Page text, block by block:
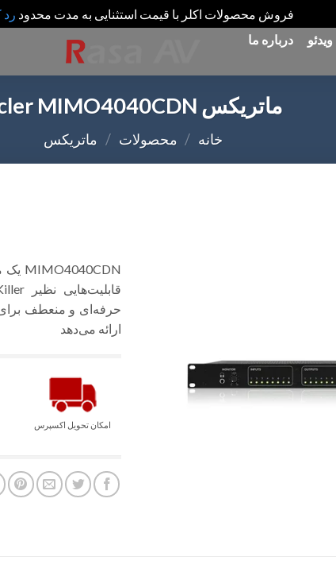
فروش محصولات اکلر با قیمت استثنایی به مدت محدود
ویدئو
درباره ما
ماتریکس Ecler MIMO4040CDN
خانه / محصولات / ماتریکس
حرفه‌ای و منعطف
ارائه می‌دهد
امکان تحویل اکسپرس